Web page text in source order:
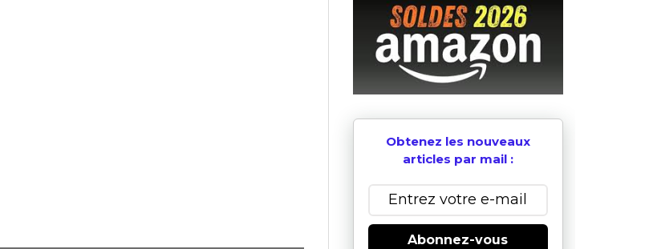
Obtenez les nouveaux
articles par mail :
Abonnez-vous